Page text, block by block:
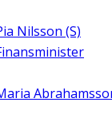
Nilsson (S)